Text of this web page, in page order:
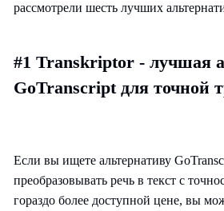
рассмотрели шесть лучших
#1 Transkriptor - лучшая
GoTranscript для точной
Если вы ищете альтернативу
преобразовывать речь в текст с
гораздо более доступной цене, вы